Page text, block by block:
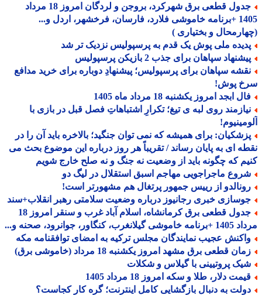
جدول قطعی برق شهرکرد، بروجن و لردگان امروز 18 مرداد
1405 +برنامه خاموشی فلارد، فارسان، فرخشهر، اردل و...
و بختیاری )
ملی پوش یک قدم به پرسپولیس نزدیک تر شد
سپاهان برای جذب 2 بازیکن پرسپولیس
سپاهان برای پرسپولیس؛ پیشنهادِ دوباره برای خرید مدافع
پوش!
ابجد امروز یکشنبه 18 مرداد ماه 1405
روی لبه ی تیغ؛ تکرارِ اشتباهاتِ فصل قبل در بازی با
برای همیشه که نمی توان جنگید؛ بالاخره باید آن را در
ای به پایان رساند / تقریباً هر روز درباره این موضوع بحث می
که چگونه باید از وضعیت نه جنگ و نه صلح خارج شویم
ماجراجویی مهاجم اسبق استقلال در لیگ دو
از رییس جمهور پرتغال هم مشهورتر است!
خبری رجانیوز درباره وضعیت سلامتی رهبر انقلاب+سند
جدول قطعی برق کرمانشاه، اسلام آباد غرب و سنقر امروز 18
کنگاور، جوانرود، صحنه و...
عجیب نمایندگان مجلس ترکیه به امضای توافقنامه مکه
قطعی برق مشهد امروز یکشنبه 18 مرداد (خاموشی برق)
پروتیینی با گیلاس و شکلات
دلار، طلا و سکه امروز 18 مرداد 1405
به دنبال بازگشایی کامل اینترنت؛ گره کار کجاست؟